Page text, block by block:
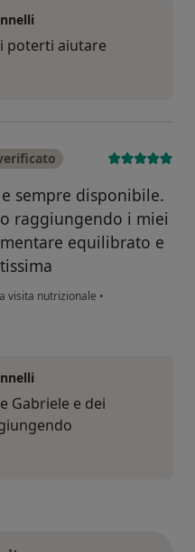
poterti aiutare
sempre disponibile.
raggiungendo i miei
equilibrato e
visita nutrizionale •
Gabriele e dei